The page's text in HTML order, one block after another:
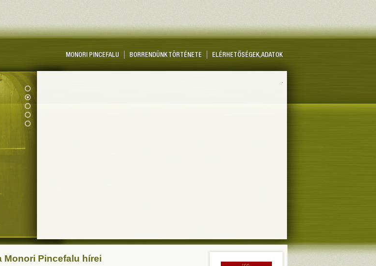
ELÉRHETŐSÉGEK, ADATOK
BORRENDÜNK TÖRTÉNETE
MONORI PINCEFALU
Monori Pincefalu hírei